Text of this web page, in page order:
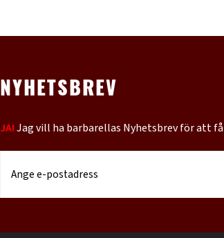
NYHETSBREV
JA!Jag vill ha barbarellas Nyhetsbrev för att få